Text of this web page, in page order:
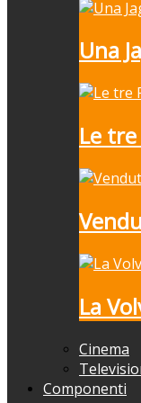
Una
Le
La
Cinema
Componenti